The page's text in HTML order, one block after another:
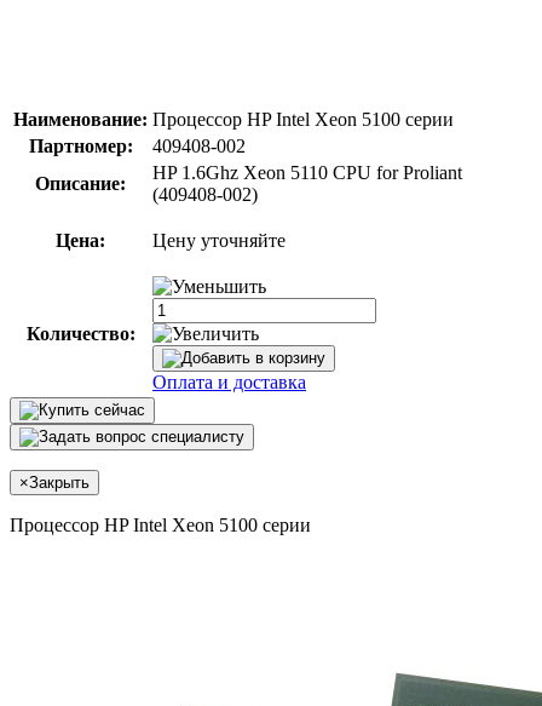
Наименование: Процессор HP Intel Xeon 5100 серии
Партномер:
409408-002
Описание:
HP 1.6Ghz Xeon 5110 CPU for Proliant
(409408-002)
Цена: Цену уточняйте
Количество:
Оплата и доставка
×Закрыть
Процессор HP Intel Xeon 5100 серии